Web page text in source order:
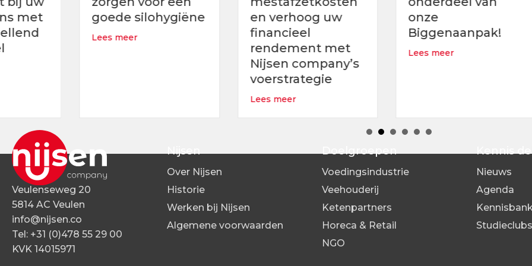
bij uw vleesvarkens met ons voorspellend groeimodel
goede silohygiëne
Lees meer about 6 redenen om te zorgen voor een goede silohygiëne
en verhoog uw
rendement met
Nijsen company’s
voerstrategie
about Optimaliseer uw mestafzetkosten en verhoog uw financieel
Biggenaanpak!
Lees meer about Water als onderdeel van
in
Veulenseweg 20
5814 AC Veulen
info@nijsen.co
Tel: +31 (0)478 55 29 00
KVK 14015971
Nijsen
Over Nijsen
Historie
Werken bij Nijsen
Algemene voorwaarden
Doelgroepen
Voedingsindustrie
Veehouderij
Ketenpartners
Horeca & Retail
NGO
Kennis
Nieuws
Agenda
Studieclubs